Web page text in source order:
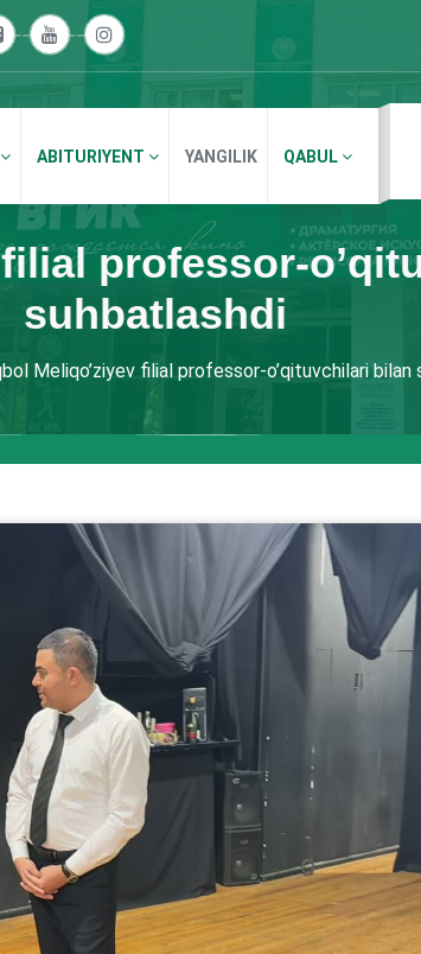
ABITURIYENT YANGILIK QABUL
professor-
suhbatlashdi
Meliqo’ziyev filial professor-o’qituvchilari bilan